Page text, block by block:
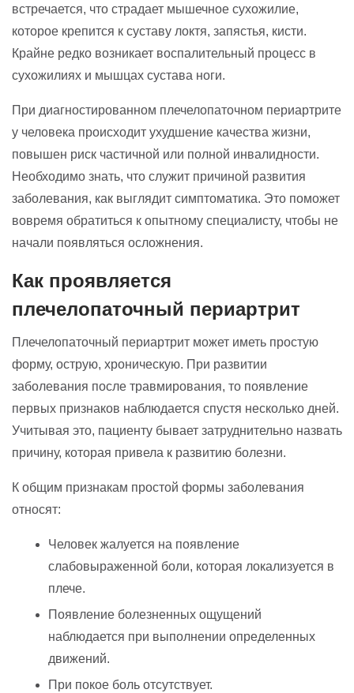
встречается, что страдает мышечное сухожилие,
которое крепится к суставу локтя, запястья, кисти.
Крайне редко возникает воспалительный процесс в
сухожилиях и мышцах сустава ноги.
При диагностированном плечелопаточном периартрите
у человека происходит ухудшение качества жизни,
повышен риск частичной или полной инвалидности.
Необходимо знать, что служит причиной развития
заболевания, как выглядит симптоматика. Это поможет
вовремя обратиться к опытному специалисту, чтобы не
начали появляться осложнения.
Как проявляется
плечелопаточный периартрит
Плечелопаточный периартрит может иметь простую
форму, острую, хроническую. При развитии
заболевания после травмирования, то появление
первых признаков наблюдается спустя несколько дней.
Учитывая это, пациенту бывает затруднительно назвать
причину, которая привела к развитию болезни.
К общим признакам простой формы заболевания
относят:
Человек жалуется на появление
слабовыраженной боли, которая локализуется в
плече.
Появление болезненных ощущений
наблюдается при выполнении определенных
движений.
При покое боль отсутствует.